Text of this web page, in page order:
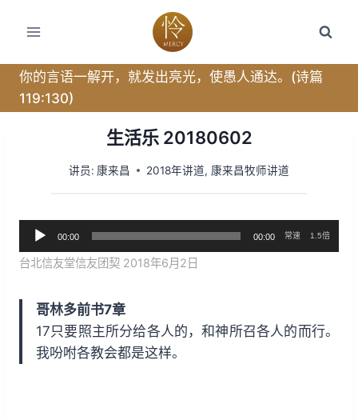
你的言语一解开，就发出亮光，使愚人通达。(诗篇
119:130)
生活乐 20180602
讲员: 康来昌 2018年讲道, 康来昌牧师讲道
频
播
00:00 00:00 常速 1.5倍
台北信友堂信友团契 2018年6月2日
哥林多前书7章
17只要照主所分给各人的，和神所召各人的而行。
我吩咐各教会都是这样。